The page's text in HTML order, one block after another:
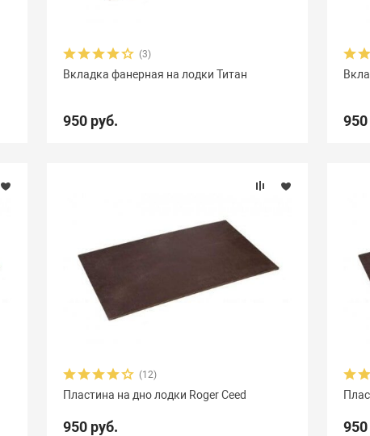
(3)
Вкладка фанерная на лодки Титан
950 руб. 950
(12)
Пластина на дно лодки Roger Ceed
950 руб. 950